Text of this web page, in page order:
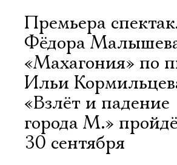
Премьера
Фёдора
«Махагония» по
Ильи
«Взлёт и падение
города М.»
30 сентября